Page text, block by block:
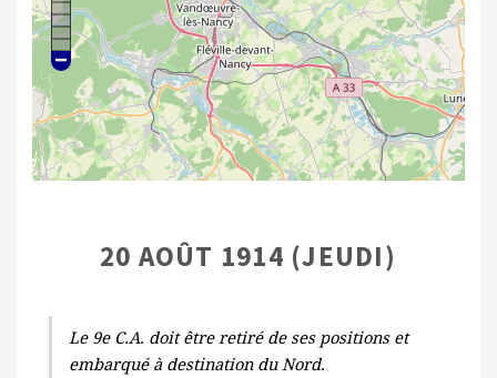
20 AOÛT 1914 (JEUDI)
Le 9e C.A. doit être retiré de ses positions et
embarqué à destination du Nord.